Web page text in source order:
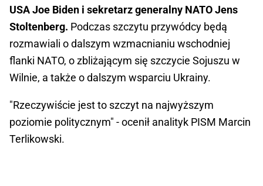
USA Joe Biden i sekretarz generalny NATO Jens
Stoltenberg. Podczas szczytu przywódcy będą
rozmawiali o dalszym wzmacnianiu wschodniej
flanki NATO, o zbliżającym się szczycie Sojuszu w
Wilnie, a także o dalszym wsparciu Ukrainy.
"Rzeczywiście jest to szczyt na najwyższym
poziomie politycznym" - ocenił analityk PISM Marcin
Terlikowski.